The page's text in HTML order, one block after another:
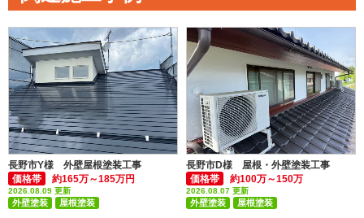
長野市Y様 外壁屋根塗装工事
価格帯
約165万～185万円
2026.08.09 更新
外壁塗装
屋根塗装
長野市D様 屋根・外壁塗装工事
価格帯
約100万～150万
2026.08.07 更新
外壁塗装
屋根塗装